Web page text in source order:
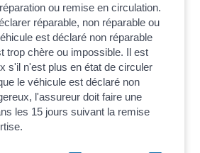
ou remise en circulation.
réparable, non réparable ou
est déclaré non réparable
trop chère ou impossible. Il est
s'il n'est plus en état de circuler
le véhicule est déclaré non
l'assureur doit faire une
les 15 jours suivant la remise